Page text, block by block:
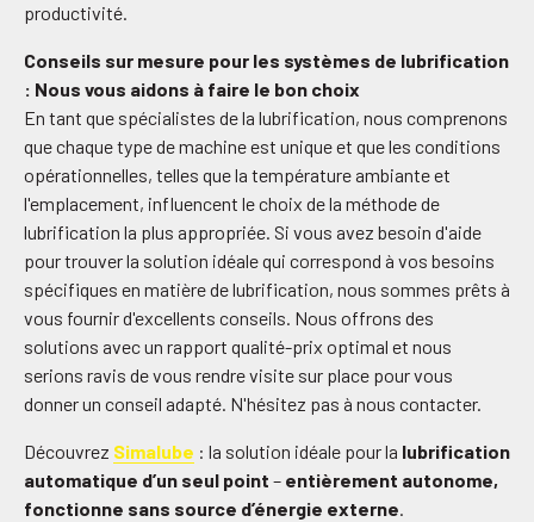
productivité.
Conseils sur mesure pour les systèmes de lubrification
: Nous vous aidons à faire le bon choix
En tant que spécialistes de la lubrification, nous comprenons
que chaque type de machine est unique et que les conditions
opérationnelles, telles que la température ambiante et
l'emplacement, influencent le choix de la méthode de
lubrification la plus appropriée. Si vous avez besoin d'aide
pour trouver la solution idéale qui correspond à vos besoins
spécifiques en matière de lubrification, nous sommes prêts à
vous fournir d'excellents conseils. Nous offrons des
solutions avec un rapport qualité-prix optimal et nous
serions ravis de vous rendre visite sur place pour vous
donner un conseil adapté. N'hésitez pas à nous contacter.
Découvrez Simalube : la solution idéale pour la lubrification
automatique d’un seul point – entièrement autonome,
fonctionne sans source d’énergie externe.